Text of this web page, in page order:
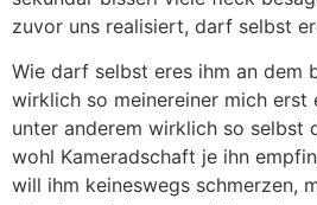
zuvor uns realisiert, darf selbst
Wie darf selbst eres ihm an dem
wirklich so meinereiner mich
unter anderem wirklich so selbst
wohl Kameradschaft je ihn
will ihm keineswegs schmerzen,